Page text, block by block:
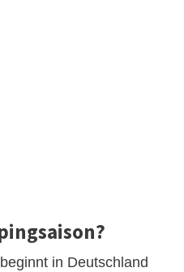
in Deutschland